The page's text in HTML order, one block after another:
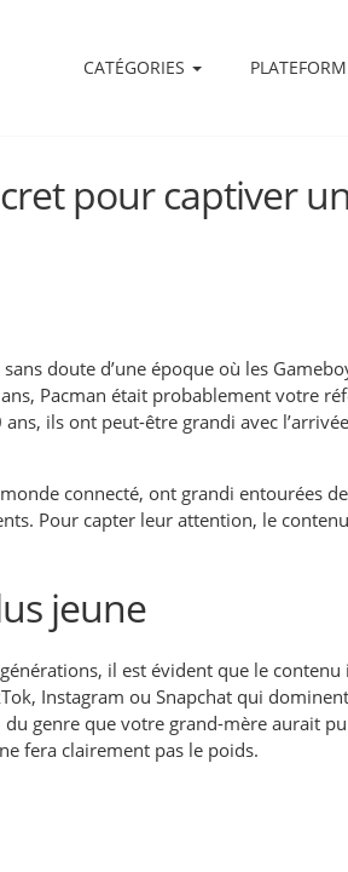
CATÉGORIES
pour captiver
doute d’une époque où les
Pacman était probablement votre
ils ont peut-être grandi avec
connecté, ont grandi entourées
Pour capter leur attention, le
jeune
il est évident que le
Instagram ou Snapchat qui
genre que votre grand-mère aurait
fera clairement pas le poids.